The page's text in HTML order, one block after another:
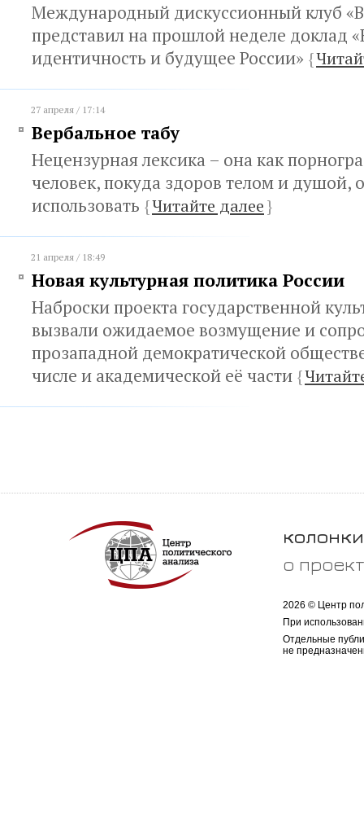
Международный дискуссионный клуб
представил на прошлой неделе доклад
идентичность и будущее России» {
27 апреля / 17:14
Вербальное табу
Нецензурная лексика – она как
человек, покуда здоров телом и душой,
использовать {Читайте далее}
21 апреля / 18:49
Новая культурная политика России
Наброски проекта государственной
вызвали ожидаемое возмущение и
прозападной демократической
числе и академической её части {
колонки
о
2026 © Центр
При
Отдельные
не